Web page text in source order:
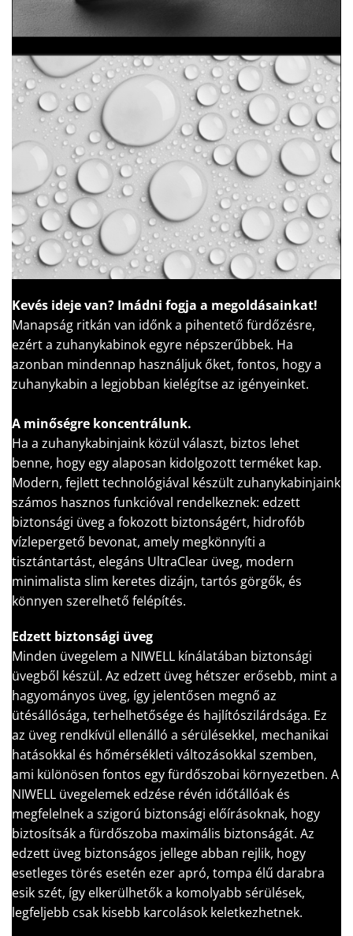
Kevés ideje van? Imádni fogja a megoldásainkat!
Manapság ritkán van időnk a pihentető fürdőzésre,
ezért a zuhanykabinok egyre népszerűbbek. Ha
azonban mindennap használjuk őket, fontos, hogy a
zuhanykabin a legjobban kielégítse az igényeinket.
A minőségre koncentrálunk.
Ha a zuhanykabinjaink közül választ, biztos lehet
benne, hogy egy alaposan kidolgozott terméket kap.
Modern, fejlett technológiával készült zuhanykabinjaink
számos hasznos funkcióval rendelkeznek: edzett
biztonsági üveg a fokozott biztonságért, hidrofób
vízlepergető bevonat, amely megkönnyíti a
tisztántartást, elegáns UltraClear üveg, modern
minimalista slim keretes dizájn, tartós görgők, és
könnyen szerelhető felépítés.
Edzett biztonsági üveg
Minden üvegelem a NIWELL kínálatában biztonsági
üvegből készül. Az edzett üveg hétszer erősebb, mint a
hagyományos üveg, így jelentősen megnő az
ütésállósága, terhelhetősége és hajlítószilárdsága. Ez
az üveg rendkívül ellenálló a sérülésekkel, mechanikai
hatásokkal és hőmérsékleti változásokkal szemben,
ami különösen fontos egy fürdőszobai környezetben. A
NIWELL üvegelemek edzése révén időtállóak és
megfelelnek a szigorú biztonsági előírásoknak, hogy
biztosítsák a fürdőszoba maximális biztonságát. Az
edzett üveg biztonságos jellege abban rejlik, hogy
esetleges törés esetén ezer apró, tompa élű darabra
esik szét, így elkerülhetők a komolyabb sérülések,
legfeljebb csak kisebb karcolások keletkezhetnek.